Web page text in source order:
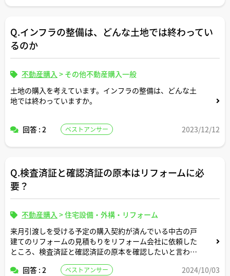
Q.インフラの整備は、どんな土地では終わってい
るのか
不動産購入 > その他不動産購入一般
土地の購入を考えています。インフラの整備は、どんな土
地では終わっていますか。
回答 : 2 ベストアンサー 2023/12/12
Q.検査済証と確認済証の原本はリフォームに必
要？
不動産購入 >住宅設備・外構・リフォーム
来月引渡しを受ける予定の購入契約が済んでいる中古の戸
建てのリフォームの見積もりをリフォーム会社に依頼した
ところ、検査済証と確認済証の原本を確認したいと言われ
回答 : 2 ベストアンサー 2024/10/03